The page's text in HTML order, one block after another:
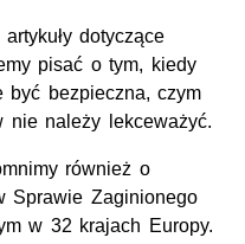
dotyczące
pisać o tym, kiedy
być bezpieczna, czym
nie należy lekceważyć.
również o
Sprawie Zaginionego
w 32 krajach Europy.